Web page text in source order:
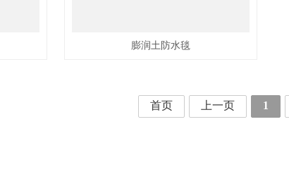
膨润土防水毯
首页 上一页 1